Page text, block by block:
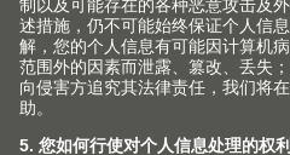
个人联系人
我们将回答所有关于我们产品